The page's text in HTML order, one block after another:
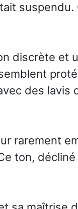
discrète et
des lavis
rarement
ton,